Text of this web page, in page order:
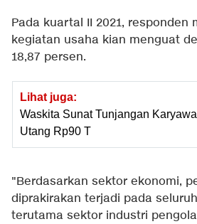
Pada kuartal II 2021, responden
kegiatan usaha kian menguat
18,87 persen.
Lihat juga:
Waskita Sunat Tunjangan
Utang Rp90 T
"Berdasarkan sektor ekonomi,
diprakirakan terjadi pada
terutama sektor industri